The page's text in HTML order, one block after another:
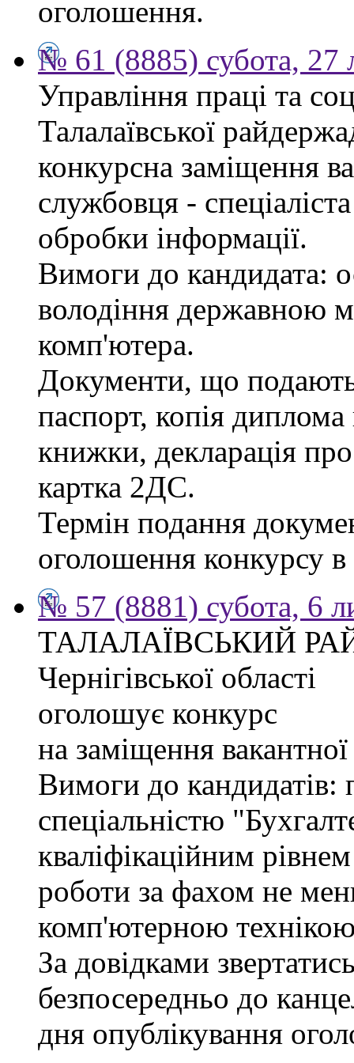
оголошення.
№ 61 (8885) субота, 27
Управління праці та
Талалаївської
конкурсна заміщення
службовця -
обробки інформації.
Вимоги до кандидата:
володіння державною
комп'ютера.
Документи, що
паспорт, копія диплома
книжки, декларація
картка 2ДС.
Термін подання
оголошення конкурсу в
№ 57 (8881) субота, 6
ТАЛАЛАЇВСЬКИЙ
Чернігівської області
оголошує конкурс
на заміщення
Вимоги до кандидатів:
спеціальністю
кваліфікаційним
роботи за фахом не
комп'ютерною
За довідками
безпосередньо до
дня опублікування